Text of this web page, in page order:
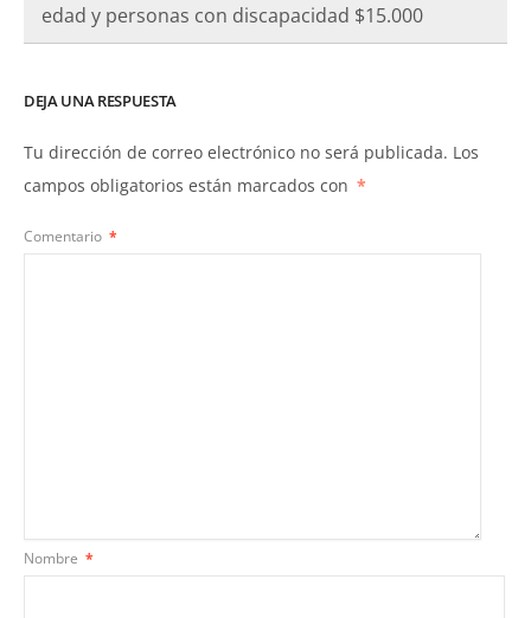
edad y personas con discapacidad $15.000
DEJA UNA RESPUESTA
Tu dirección de correo electrónico no será publicada. Los
campos obligatorios están marcados con *
Comentario *
Nombre *